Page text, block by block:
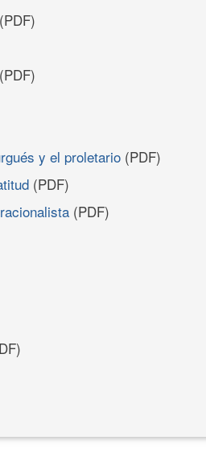
(PDF)
(PDF)
y el proletario (PDF)
(PDF)
(PDF)